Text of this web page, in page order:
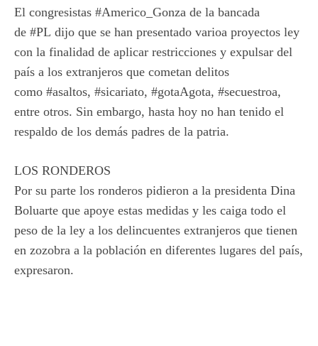
El congresistas #Americo_Gonza de la bancada
de #PL dijo que se han presentado varioa proyectos ley
con la finalidad de aplicar restricciones y expulsar del
país a los extranjeros que cometan delitos
como #asaltos, #sicariato, #gotaAgota, #secuestroa,
entre otros. Sin embargo, hasta hoy no han tenido el
respaldo de los demás padres de la patria.
LOS RONDEROS
Por su parte los ronderos pidieron a la presidenta Dina
Boluarte que apoye estas medidas y les caiga todo el
peso de la ley a los delincuentes extranjeros que tienen
en zozobra a la población en diferentes lugares del país,
expresaron.